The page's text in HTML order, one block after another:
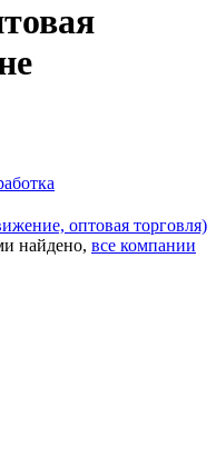
оптовая торговля)
найдено, все компании